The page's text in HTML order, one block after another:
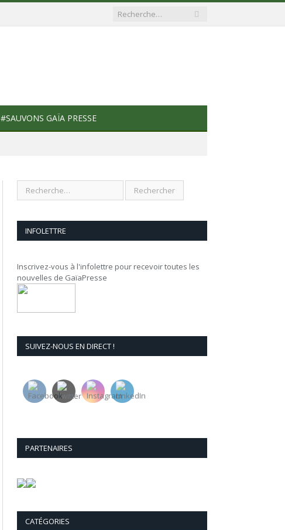
#SAUVONS GAÏA PRESSE
INFOLETTRE
Inscrivez-vous à l'infolettre pour recevoir toutes les
nouvelles de GaïaPresse
SUIVEZ-NOUS EN DIRECT !
PARTENAIRES
CATÉGORIES